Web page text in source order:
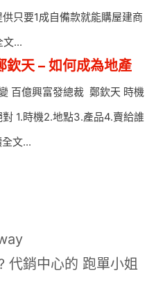
只要1成自備款就能購屋建商
文...
欽天 – 如何成為地產
百億興富發總裁 鄭欽天 時機
1.時機2.地點3.產品4.賣給誰
文...
代銷中心的 跑單小姐